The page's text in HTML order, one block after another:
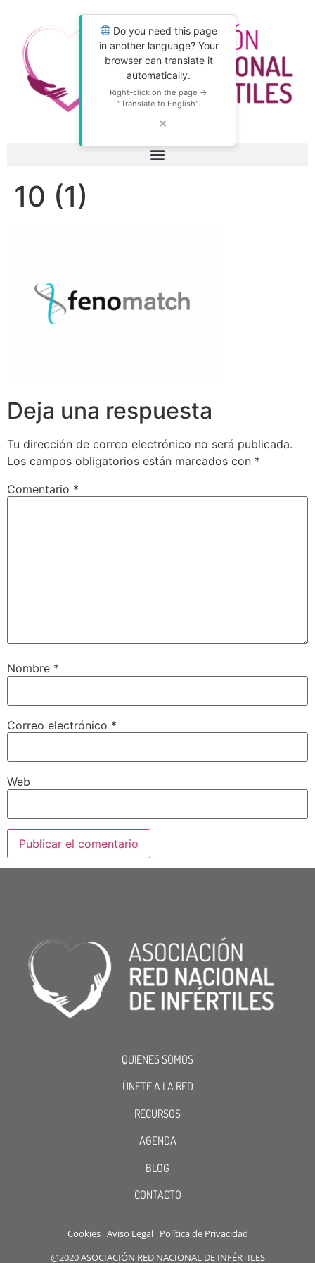
Do you need this page
in another language? Your
browser can translate it
automatically.
Right-click on the page →
"Translate to English".
✕
10 (1)
Deja una respuesta
Tu dirección de correo electrónico no será publicada.
Los campos obligatorios están marcados con *
Comentario *
Nombre *
Correo electrónico *
Web
QUIENES SOMOS
ÚNETE A LA RED
RECURSOS
AGENDA
BLOG
CONTACTO
Cookies Aviso Legal Política de Privacidad
@2020 ASOCIACIÓN RED NACIONAL DE INFÉRTILES